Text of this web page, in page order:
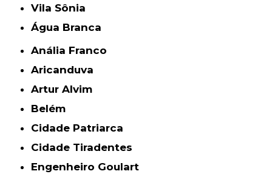
Vila Sônia
Água Branca
Anália Franco
Aricanduva
Artur Alvim
Belém
Cidade Patriarca
Cidade Tiradentes
Engenheiro Goulart